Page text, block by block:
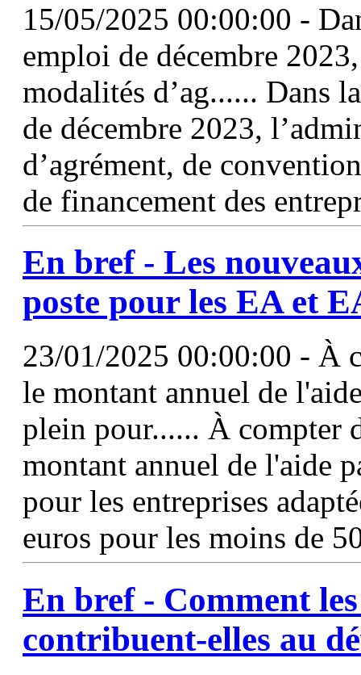
15/05/2025 00:00:00 -
emploi de décembre
modalités d’ag...... Dans
de décembre 2023,
d’agrément, de
de financement des
En bref - Les
poste pour les EAet
23/01/2025 00:00:00 - À
le montant annuel de
plein pour...... À compter
montant annuel de l'aide
pour les entreprises
euros pour les moins de
En bref - Comment
contribuent-elles au